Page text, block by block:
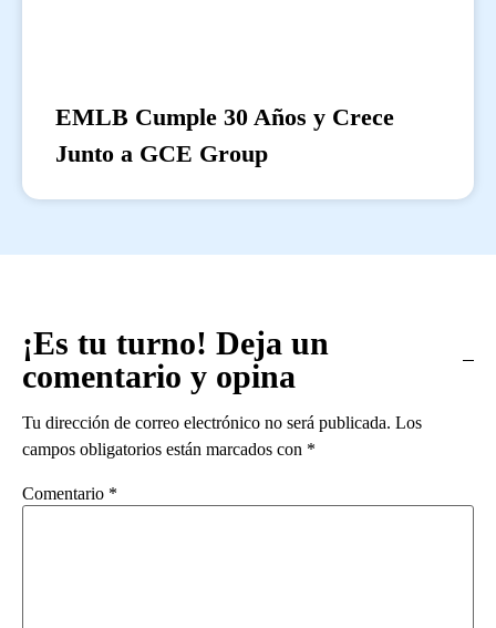
EMLB Cumple 30 Años y Crece
Junto a GCE Group
¡Es tu turno! Deja un
comentario y opina
Tu dirección de correo electrónico no será publicada. Los
campos obligatorios están marcados con *
Comentario *